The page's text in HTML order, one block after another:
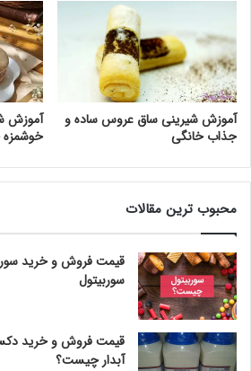
آموزش شیرینی ساق عروس ساده و
جذاب خانگی
آموزش
محبوب ترین مقالات
سوربیتول
قیمت فروش و خرید
آبدار چیست؟